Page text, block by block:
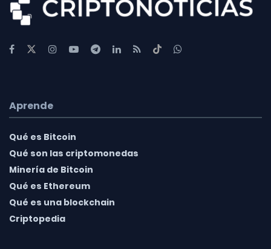
Aprende
Qué es Bitcoin
Qué son las criptomonedas
Minería de Bitcoin
Qué es Ethereum
Qué es una blockchain
Criptopedia